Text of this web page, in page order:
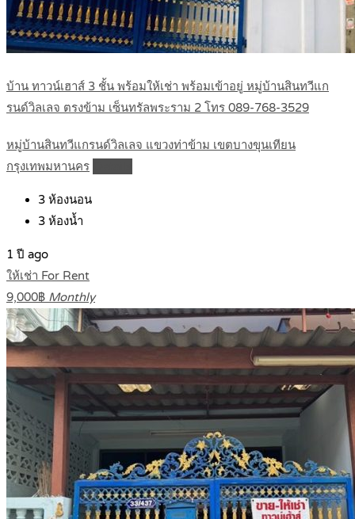
บ้าน ทาวน์เฮาส์ 3 ชั้น พร้อมให้เช่า พร้อมเข้าอยู่ หมู่บ้านสินทวีแก
รนด์วิลเลจ ตรงข้าม เซ็นทรัลพระราม 2 โทร 089-768-3529
หมู่บ้านสินทวีแกรนด์วิลเลจ แขวงท่าข้าม เขตบางขุนเทียน
กรุงเทพมหานคร
3 ห้องนอน
3 ห้องน้ำ
1 ปี ago
ให้เช่า For Rent
9,000฿ Monthly